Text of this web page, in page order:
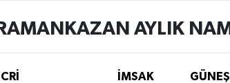
AYLIK
İMSAK GÜNEŞ